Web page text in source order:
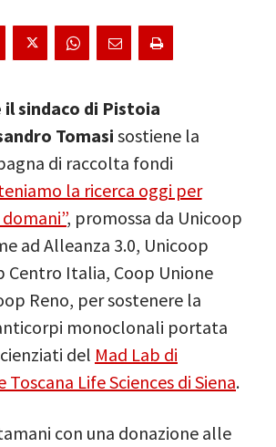
il sindaco di Pistoia
Tomasi sostiene la
di raccolta fondi
la ricerca oggi per
, promossa da Unicoop
ad Alleanza 3.0, Unicoop
Centro Italia, Coop Unione
Reno, per sostenere la
monoclonali portata
del Mad Lab di
Toscana Life Sciences di Siena.
con una donazione alle